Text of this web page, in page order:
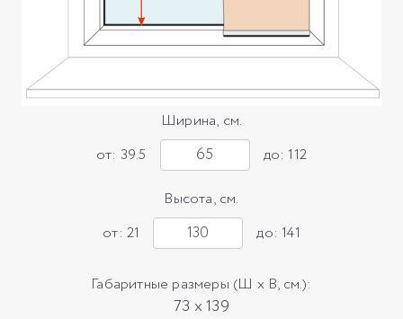
Ширина, см.
от: 39.5
до: 112
Высота, см.
от: 21
до: 141
Габаритные размеры (Ш х В, см.):
73 x 139